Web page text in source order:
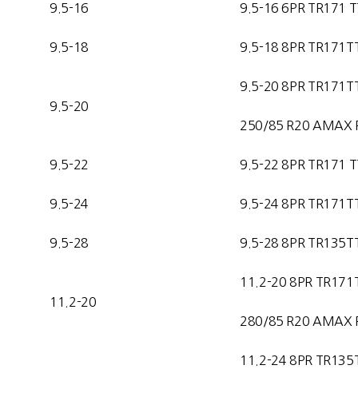
9.5-16 9.5-16 6PR TR171
9.5-18 9.5-18 8PR
9.5-20
9.5-20 8PR
250/85 R20 AMAX
9.5-22 9.5-22 8PR TR171
9.5-24 9.5-24 8PR
9.5-28 9.5-28 8PR
11.2-20
11.2-20 8PR
280/85 R20 AMAX
11.2-24 8PR